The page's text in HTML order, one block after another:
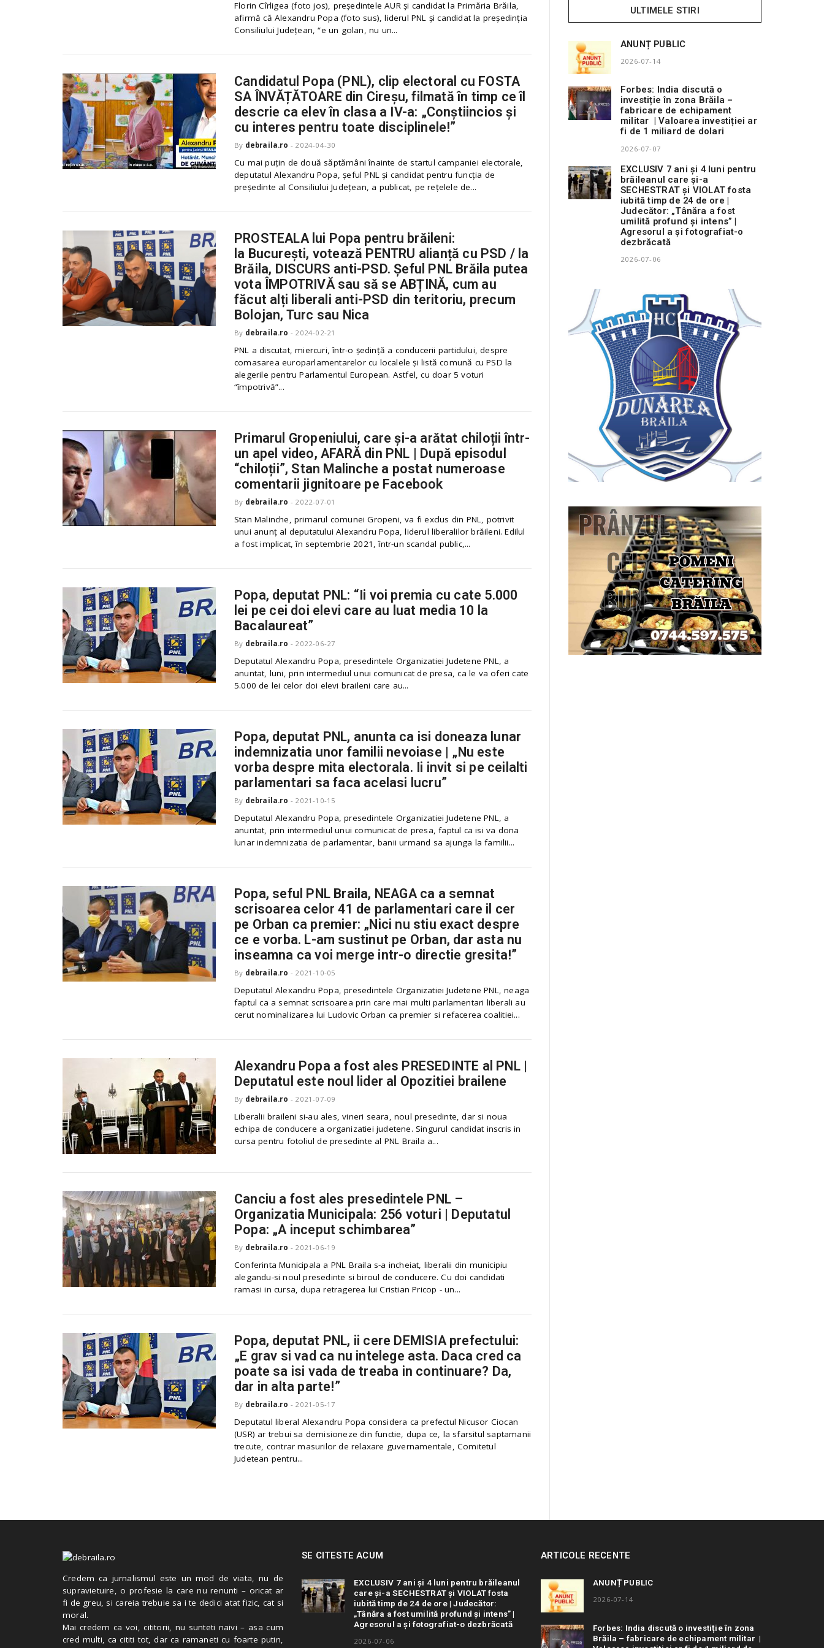
Florin Cîrligea (foto jos), președintele AUR și candidat la Primăria Brăila,
afirmă că Alexandru Popa (foto sus), liderul PNL și candidat la președinția
Consiliului Județean, “e un golan, nu un...
Candidatul Popa (PNL), clip electoral cu FOSTA
SA ÎNVĂȚĂTOARE din Cireșu, filmată în timp ce îl
descrie ca elev în clasa a IV-a: „Conștiincios și
cu interes pentru toate disciplinele!”
By debraila.ro - 2024-04-30
Cu mai puțin de două săptămâni înainte de startul campaniei electorale,
deputatul Alexandru Popa, șeful PNL și candidat pentru funcția de
președinte al Consiliului Județean, a publicat, pe rețelele de...
PROSTEALA lui Popa pentru brăileni:
la București, votează PENTRU alianță cu PSD / la
Brăila, DISCURS anti-PSD. Șeful PNL Brăila putea
vota ÎMPOTRIVĂ sau să se ABȚINĂ, cum au
făcut alți liberali anti-PSD din teritoriu, precum
Bolojan, Turc sau Nica
By debraila.ro - 2024-02-21
PNL a discutat, miercuri, într-o ședință a conducerii partidului, despre
comasarea europarlamentarelor cu localele și listă comună cu PSD la
alegerile pentru Parlamentul European. Astfel, cu doar 5 voturi
“împotrivă”...
Primarul Gropeniului, care și-a arătat chiloții într-
un apel video, AFARĂ din PNL | După episodul
“chiloții”, Stan Malinche a postat numeroase
comentarii jignitoare pe Facebook
By debraila.ro - 2022-07-01
Stan Malinche, primarul comunei Gropeni, va fi exclus din PNL, potrivit
unui anunț al deputatului Alexandru Popa, liderul liberalilor brăileni. Edilul
a fost implicat, în septembrie 2021, într-un scandal public,...
Popa, deputat PNL: “Ii voi premia cu cate 5.000
lei pe cei doi elevi care au luat media 10 la
Bacalaureat”
By debraila.ro - 2022-06-27
Deputatul Alexandru Popa, presedintele Organizatiei Judetene PNL, a
anuntat, luni, prin intermediul unui comunicat de presa, ca le va oferi cate
5.000 de lei celor doi elevi braileni care au...
Popa, deputat PNL, anunta ca isi doneaza lunar
indemnizatia unor familii nevoiase | „Nu este
vorba despre mita electorala. Ii invit si pe ceilalti
parlamentari sa faca acelasi lucru”
By debraila.ro - 2021-10-15
Deputatul Alexandru Popa, presedintele Organizatiei Judetene PNL, a
anuntat, prin intermediul unui comunicat de presa, faptul ca isi va dona
lunar indemnizatia de parlamentar, banii urmand sa ajunga la familii...
Popa, seful PNL Braila, NEAGA ca a semnat
scrisoarea celor 41 de parlamentari care il cer
pe Orban ca premier: „Nici nu stiu exact despre
ce e vorba. L-am sustinut pe Orban, dar asta nu
inseamna ca voi merge intr-o directie gresita!”
By debraila.ro - 2021-10-05
Deputatul Alexandru Popa, presedintele Organizatiei Judetene PNL, neaga
faptul ca a semnat scrisoarea prin care mai multi parlamentari liberali au
cerut nominalizarea lui Ludovic Orban ca premier si refacerea coalitiei...
Alexandru Popa a fost ales PRESEDINTE al PNL |
Deputatul este noul lider al Opozitiei brailene
By debraila.ro - 2021-07-09
Liberalii braileni si-au ales, vineri seara, noul presedinte, dar si noua
echipa de conducere a organizatiei judetene. Singurul candidat inscris in
cursa pentru fotoliul de presedinte al PNL Braila a...
Canciu a fost ales presedintele PNL –
Organizatia Municipala: 256 voturi | Deputatul
Popa: „A inceput schimbarea”
By debraila.ro - 2021-06-19
Conferinta Municipala a PNL Braila s-a incheiat, liberalii din municipiu
alegandu-si noul presedinte si biroul de conducere. Cu doi candidati
ramasi in cursa, dupa retragerea lui Cristian Pricop - un...
Popa, deputat PNL, ii cere DEMISIA prefectului:
„E grav si vad ca nu intelege asta. Daca cred ca
poate sa isi vada de treaba in continuare? Da,
dar in alta parte!”
By debraila.ro - 2021-05-17
Deputatul liberal Alexandru Popa considera ca prefectul Nicusor Ciocan
(USR) ar trebui sa demisioneze din functie, dupa ce, la sfarsitul saptamanii
trecute, contrar masurilor de relaxare guvernamentale, Comitetul
Judetean pentru...
ULTIMELE STIRI
ANUNȚ PUBLIC
2026-07-14
Forbes: India discută o
investiție în zona Brăila –
fabricare de echipament
militar | Valoarea investiției ar
fi de 1 miliard de dolari
2026-07-07
EXCLUSIV 7 ani și 4 luni pentru
brăileanul care și-a
SECHESTRAT și VIOLAT fosta
iubită timp de 24 de ore |
Judecător: „Tânăra a fost
umilită profund și intens” |
Agresorul a și fotografiat-o
dezbrăcată
2026-07-06
Credem ca jurnalismul este un mod de viata, nu de
supravietuire, o profesie la care nu renunti – oricat ar
fi de greu, si careia trebuie sa i te dedici atat fizic, cat si
moral.
Mai credem ca voi, cititorii, nu sunteti naivi – asa cum
cred multi, ca cititi tot, dar ca ramaneti cu foarte putin,
SE CITESTE ACUM
EXCLUSIV 7 ani și 4 luni pentru brăileanul
care și-a SECHESTRAT și VIOLAT fosta
iubită timp de 24 de ore | Judecător:
„Tânăra a fost umilită profund și intens” |
Agresorul a și fotografiat-o dezbrăcată
2026-07-06
ARTICOLE RECENTE
ANUNȚ PUBLIC
2026-07-14
Forbes: India discută o investiție în zona
Brăila – fabricare de echipament militar |